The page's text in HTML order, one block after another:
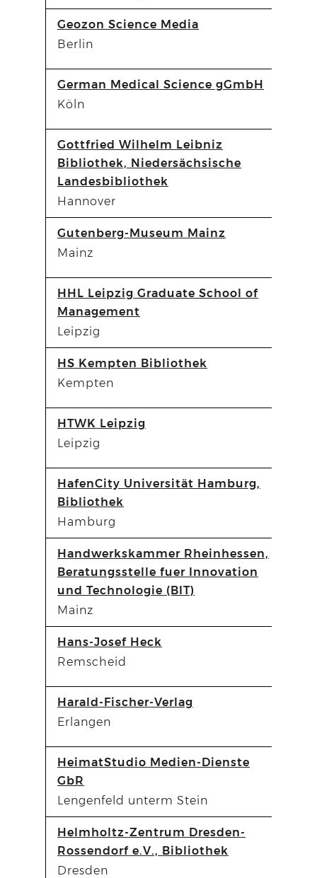
Geozon Science Media
Berlin
German Medical Science gGmbH
Köln
Gottfried Wilhelm Leibniz
Bibliothek, Niedersächsische
Landesbibliothek
Hannover
Gutenberg-Museum Mainz
Mainz
HHL Leipzig Graduate School of
Management
Leipzig
HS Kempten Bibliothek
Kempten
HTWK Leipzig
Leipzig
HafenCity Universität Hamburg,
Bibliothek
Hamburg
Handwerkskammer Rheinhessen,
Beratungsstelle fuer Innovation
und Technologie (BIT)
Mainz
Hans-Josef Heck
Remscheid
Harald-Fischer-Verlag
Erlangen
HeimatStudio Medien-Dienste
GbR
Lengenfeld unterm Stein
Helmholtz-Zentrum Dresden-
Rossendorf e.V., Bibliothek
Dresden